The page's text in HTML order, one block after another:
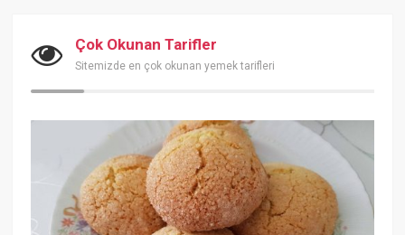
Çok Okunan Tarifler
Sitemizde en çok okunan yemek tarifleri